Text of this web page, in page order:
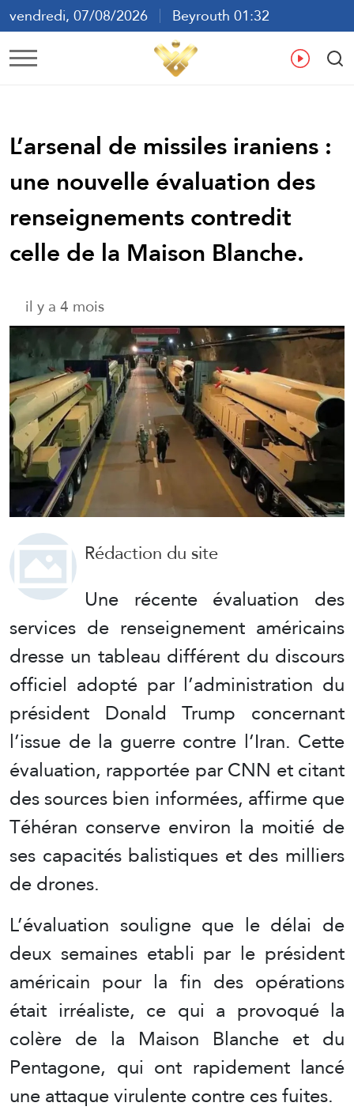
vendredi, 07/08/2026
Beyrouth 01:32
ع
L’arsenal de missiles iraniens :
une nouvelle évaluation des
renseignements contredit
celle de la Maison Blanche.
il y a 4 mois
Rédaction du site
Une récente évaluation des
services de renseignement américains
dresse un tableau différent du discours
officiel adopté par l’administration du
président Donald Trump concernant
l’issue de la guerre contre l’Iran. Cette
évaluation, rapportée par CNN et citant
des sources bien informées, affirme que
Téhéran conserve environ la moitié de
ses capacités balistiques et des milliers
de drones.
L’évaluation souligne que le délai de
deux semaines etabli par le président
américain pour la fin des opérations
était irréaliste, ce qui a provoqué la
colère de la Maison Blanche et du
Pentagone, qui ont rapidement lancé
une attaque virulente contre ces fuites.